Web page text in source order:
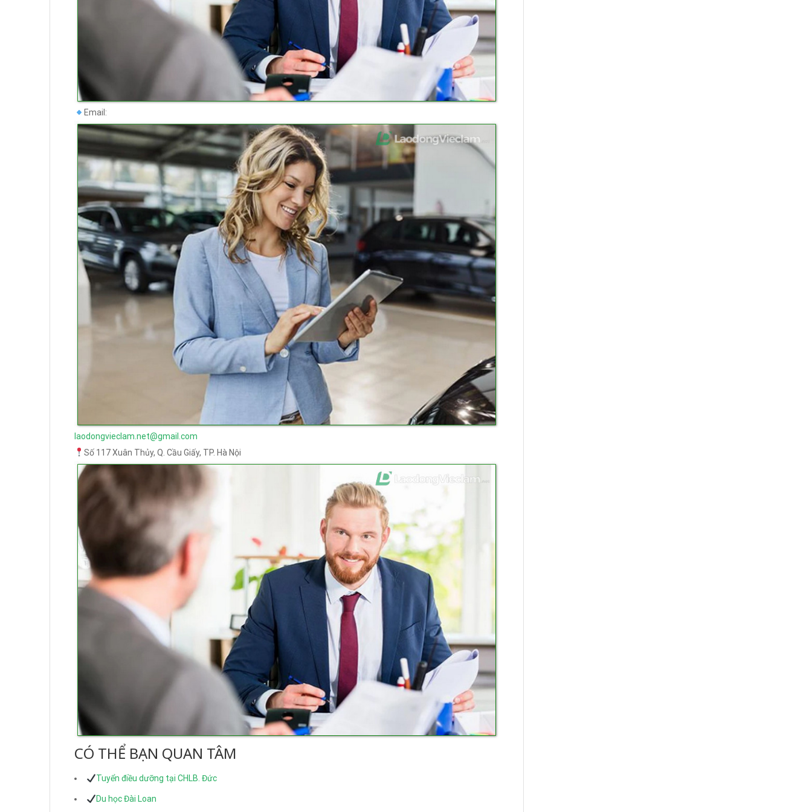
Email:
laodongvieclam.net@gmail.com
Số 117 Xuân Thủy, Q. Cầu Giấy, TP. Hà Nội
CÓ THỂ BẠN QUAN TÂM
Tuyển điều dưỡng tại CHLB. Đức
Du học Đài Loan